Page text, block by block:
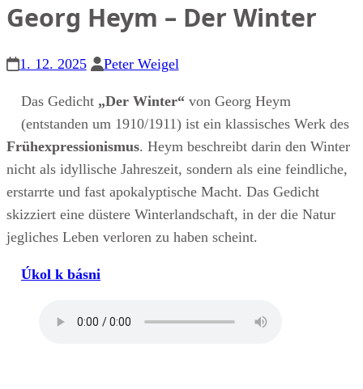
Georg Heym – Der Winter
1. 12. 2025 Peter Weigel
Das Gedicht „Der Winter“ von Georg Heym
(entstanden um 1910/1911) ist ein klassisches Werk des
Frühexpressionismus. Heym beschreibt darin den Winter
nicht als idyllische Jahreszeit, sondern als eine feindliche,
erstarrte und fast apokalyptische Macht. Das Gedicht
skizziert eine düstere Winterlandschaft, in der die Natur
jegliches Leben verloren zu haben scheint.
Úkol k básni